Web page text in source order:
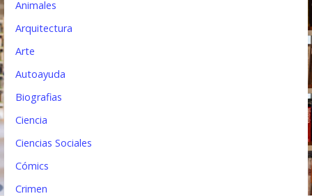
n
Animales
Arquitectura
Arte
Autoayuda
Biografias
Ciencia
Ciencias Sociales
Cómics
Crimen